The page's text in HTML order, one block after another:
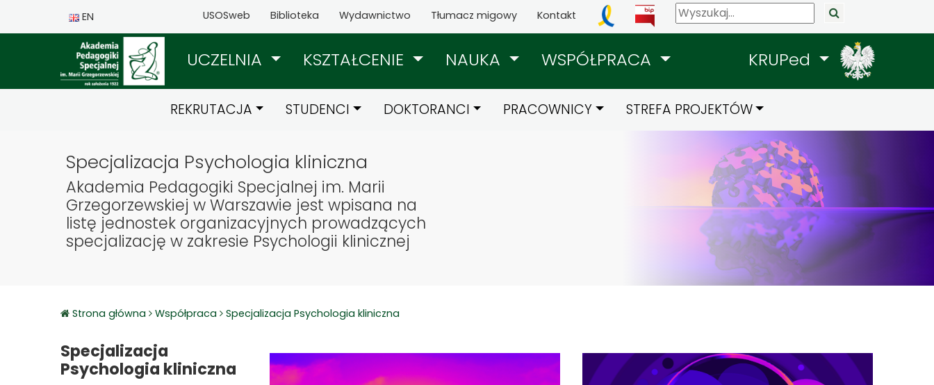
EN USOSweb Biblioteka Wydawnictwo Tłumacz migowy Kontakt
UCZELNIA KSZTAŁCENIE NAUKA WSPÓŁPRACA KRUPed
REKRUTACJA STUDENCI DOKTORANCI PRACOWNICY STREFA PROJEKTÓW
Specjalizacja Psychologia kliniczna
Akademia Pedagogiki Specjalnej im. Marii
Grzegorzewskiej w Warszawie jest wpisana na
listę jednostek organizacyjnych prowadzących
specjalizację w zakresie Psychologii klinicznej
Strona główna Współpraca Specjalizacja Psychologia kliniczna
Specjalizacja
Psychologia kliniczna